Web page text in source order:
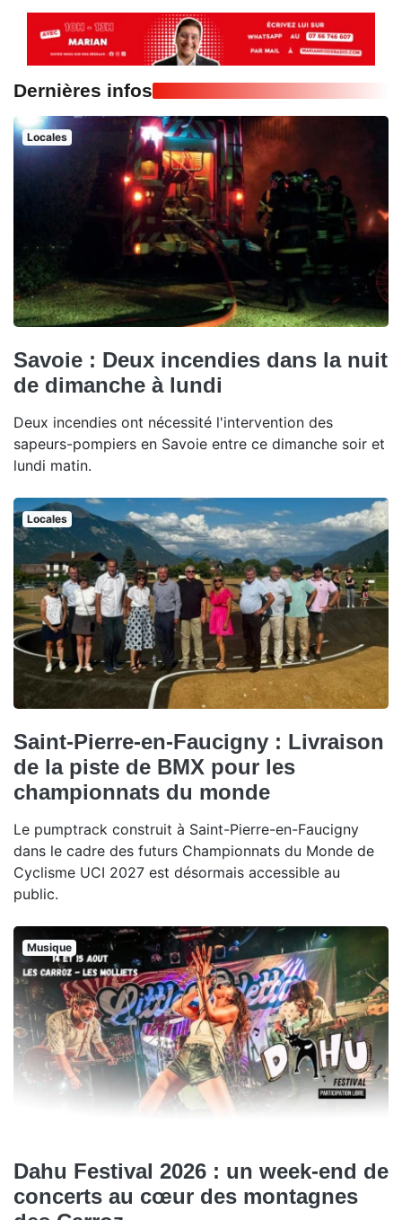
Dernières infos
Locales
Savoie : Deux incendies dans la nuit
de dimanche à lundi
Deux incendies ont nécessité l'intervention des
sapeurs-pompiers en Savoie entre ce dimanche soir et
lundi matin.
Locales
Saint-Pierre-en-Faucigny : Livraison
de la piste de BMX pour les
championnats du monde
Le pumptrack construit à Saint-Pierre-en-Faucigny
dans le cadre des futurs Championnats du Monde de
Cyclisme UCI 2027 est désormais accessible au
public.
Musique
Dahu Festival 2026 : un week-end de
concerts au cœur des montagnes